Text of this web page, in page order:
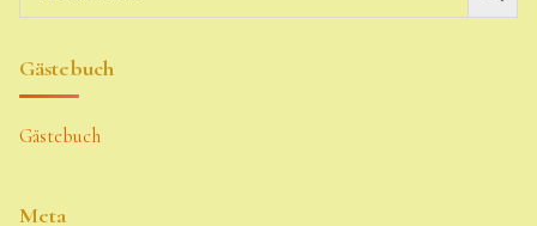
Gästebuch
Gästebuch
Meta